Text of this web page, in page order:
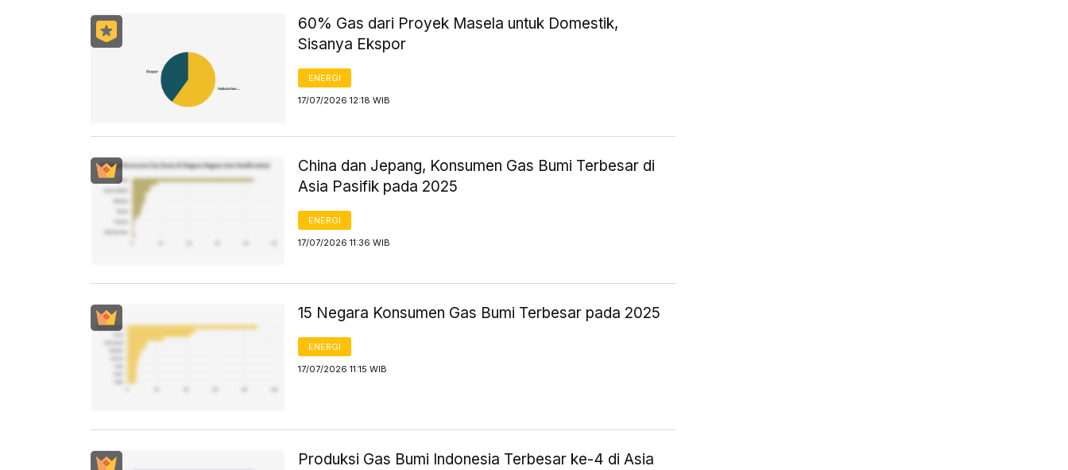
60% Gas dari Proyek Masela untuk Domestik,
Sisanya Ekspor
ENERGI
17/07/2026 12:18 WIB
China dan Jepang, Konsumen Gas Bumi Terbesar di
Asia Pasifik pada 2025
ENERGI
17/07/2026 11:36 WIB
15 Negara Konsumen Gas Bumi Terbesar pada 2025
ENERGI
17/07/2026 11:15 WIB
Produksi Gas Bumi Indonesia Terbesar ke-4 di Asia